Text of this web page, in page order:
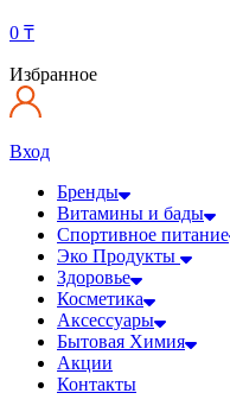
0 ₸
Избранное
Вход
Бренды
Витамины и бады
Спортивное питание
Эко Продукты
Здоровье
Косметика
Аксессуары
Бытовая Химия
Акции
Контакты